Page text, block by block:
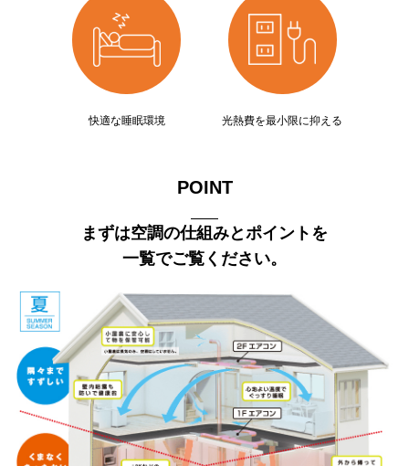
快適な睡眠環境 光熱費を最小限に抑える
POINT
まずは空調の仕組みとポイントを
一覧でご覧ください。